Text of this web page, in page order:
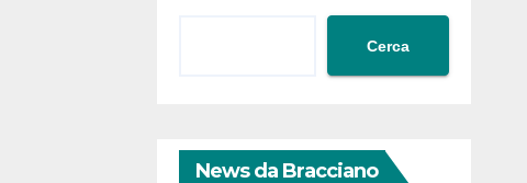
Cerca
News da Bracciano